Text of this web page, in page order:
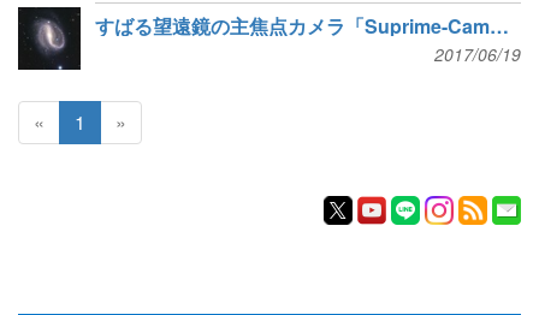
すばる望遠鏡の主焦点カメラ「Suprime-Cam」がファイナルライト
2017/06/19
« 1 »